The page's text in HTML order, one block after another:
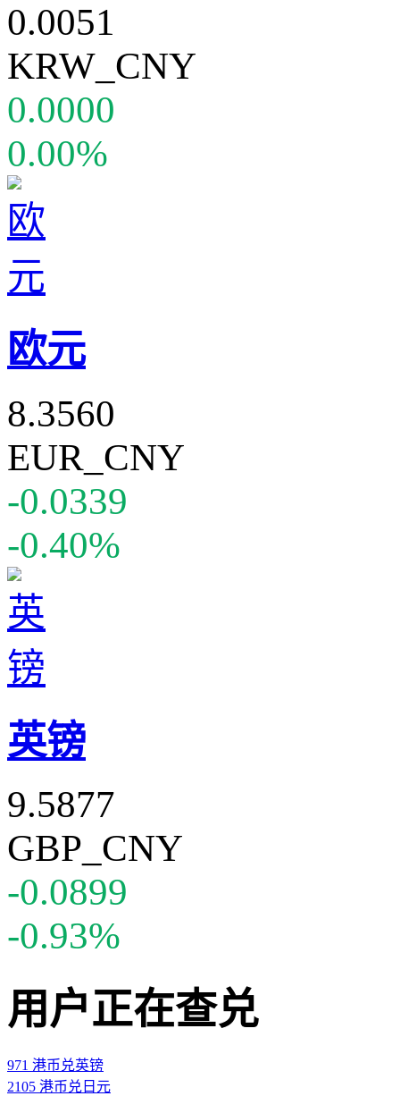
0.0051
KRW_CNY
0.0000
0.00%
欧元
8.3560
EUR_CNY
-0.0339
-0.40%
英镑
9.5877
GBP_CNY
-0.0899
-0.93%
用户正在查兑
971 港币兑英镑
2105 港币兑日元